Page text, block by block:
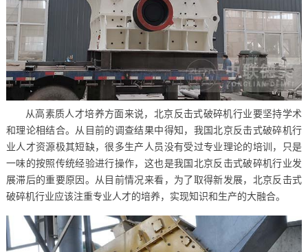
从高素质人才培养方面来说，北京反击式破碎机行业要坚持学术
和理论相结合。从目前的调查结果中得知，我国北京反击式破碎机行
业人才资源极其短缺，很多生产人员没有受过专业理论的培训，只是
一味的按照传统经验进行操作，这也是我国北京反击式破碎机行业发
展滞后的重要原因。从目前情况来看，为了取得新发展，北京反击式
破碎机行业应该注重专业人才的培养，实现知识和生产的大融合。